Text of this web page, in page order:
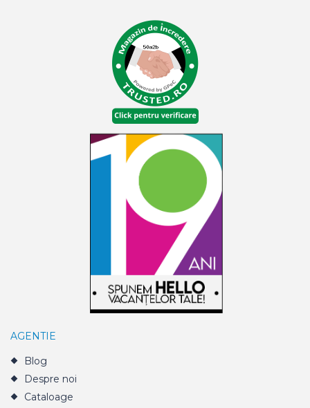
AGENTIE
Blog
Despre noi
Cataloage